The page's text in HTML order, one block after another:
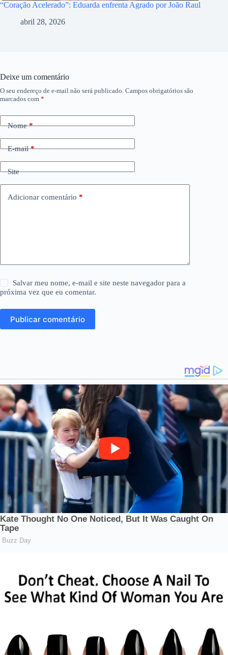
“Coração Acelerado”: Eduarda enfrenta Agrado por João Raul
abril 28, 2026
Deixe um comentário
O seu endereço de e-mail não será publicado. Campos obrigatórios são
marcados com *
Nome*
E-mail*
Site
Adicionar comentário *
Salvar meu nome, e-mail e site neste navegador para a
próxima vez que eu comentar.
Publicar comentário